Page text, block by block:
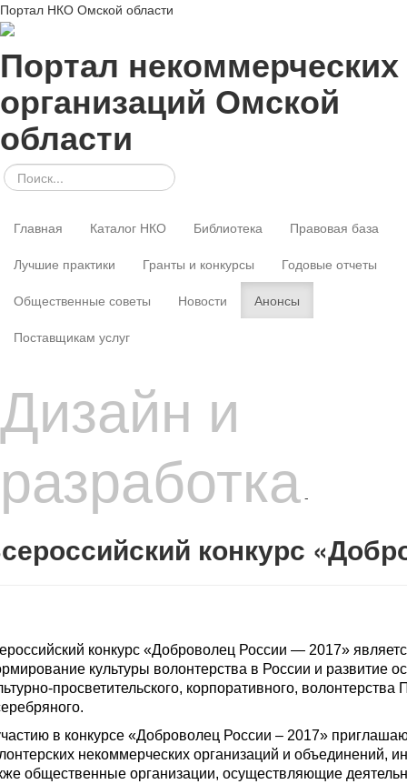
Портал НКО Омской области
Портал некоммерческих
организаций Омской
области
Главная Каталог НКО Библиотека
Правовая база
Лучшие практики
Гранты и конкурсы
Годовые отчеты
Общественные советы
Новости
Анонсы
Поставщикам услуг
Дизайн и
разработка -
конкурс
конкурс «Доброволец России — 2017»
культуры волонтерства в России и развитие
просветительского, корпоративного,
в конкурсе «Доброволец России – 2017»
некоммерческих организаций и объединений,
общественные организации, осуществляющие